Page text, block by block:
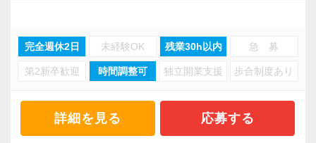
Q. 実際に働いてみてどうですか？
A. さまざまな業務を任せてもらえるので、以前
より成長スピードが上がったと感じています。
Q. 職場の雰囲気は？
当事務所は、創業期や成長期の企業を中心に支
現代では電子化が進んでいることから人も会社
も生産性が求められており、当事務所でもDXを
完全週休2日 未経験OK 残業30h以内 急 募
第2新卒歓迎 時間調整可 独立開業支援 歩合制度あり
詳細を見る 応募する